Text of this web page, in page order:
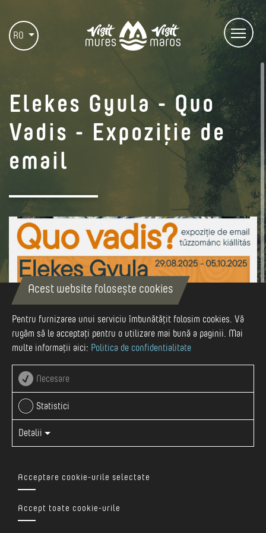
RO
Elekes Gyula - Quo
Vadis - Expoziție de
email
Aug-29
29 AUGUST - 5 OCTOMBRIE 2025
Galeria Cetății (în incinta Cetății Medievale din
Vezi evenimentul pe Facebook
Acest website folosește cookies
Pentru furnizarea unui serviciu îmbunătățit folosim cookies. Vă
rugăm să le acceptați pentru o utilizare mai bună a paginii. Mai
multe informații aici: Politica de confidentialitate
Necesare
Statistici
Detalii
Acceptare cookie-urile selectate
Accept toate cookie-urile